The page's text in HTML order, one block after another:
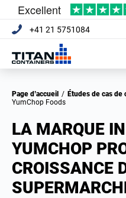
+41 21 5751084
Page d’accueil / Études de cas
YumChop Foods
LA MARQUE
YUMCHOP
CROISSANCE